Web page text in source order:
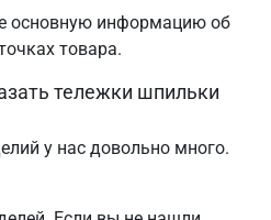
основную информацию об
товара.
тележки шпильки
у нас довольно много.